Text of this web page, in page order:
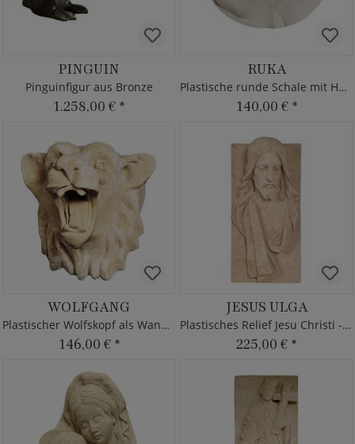
PINGUIN
Pinguinfigur aus Bronze
1.258,00 € *
RUKA
Plastische runde Schale mit Händen
140,00 € *
WOLFGANG
Plastischer Wolfskopf als Wandrelief
146,00 € *
JESUS ULGA
Plastisches Relief Jesu Christi - Steinguss
225,00 € *